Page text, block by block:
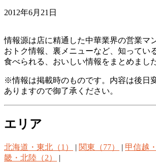
2012年6月21日
情報源は店に精通した中華業界の営業マ
おトク情報、裏メニューなど、知ってい
食べられる、おいしい情報をまとめました
※情報は掲載時のものです。内容は後日
ありますので御了承ください。
エリア
北海道・東北（1） | 関東（77） | 甲信越
畿・北陸（2）
|